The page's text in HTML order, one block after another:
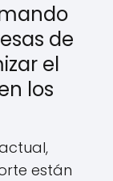
de
el
los
están